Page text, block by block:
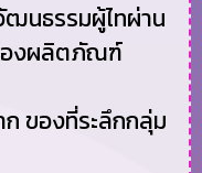
ฒนธรรมผู้ไทผ่าน
องผลิตภัณฑ์
ของที่ระลึกกลุ่ม